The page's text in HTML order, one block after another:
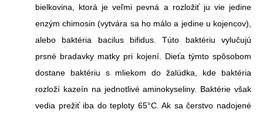
bielkovina, ktorá je veľmi pevná a rozložiť ju vie jedine
enzým chimosin (vytvára sa ho málo a jedine u kojencov),
alebo baktéria bacilus bifidus. Túto baktériu vylučujú
prsné bradavky matky pri kojení. Dieťa týmto spôsobom
dostane baktériu s mliekom do žalúdka, kde baktéria
rozloží kazeín na jednotlivé aminokyseliny. Baktérie však
vedia prežiť iba do teploty 65°C. Ak sa čerstvo nadojené